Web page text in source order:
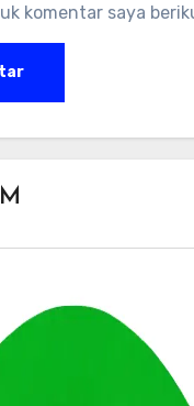
komentar saya